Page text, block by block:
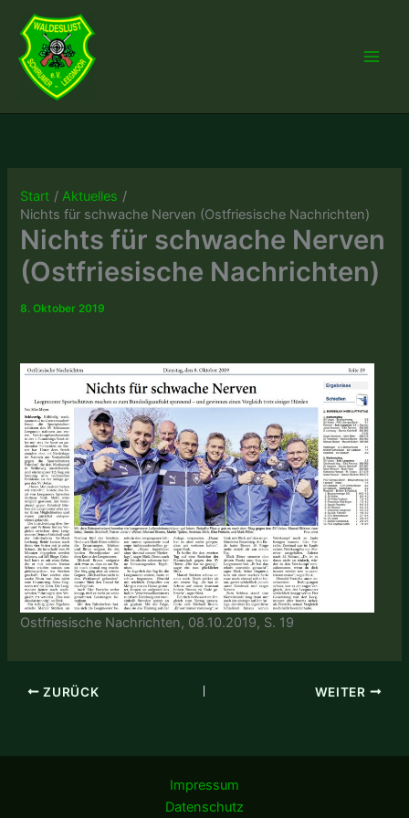
Inhalt
springen
Start
Aktuelles
Nichts für schwache Nerven (Ostfriesische Nachrichten)
Nichts für schwache Nerven
(Ostfriesische Nachrichten)
8. Oktober 2019
Ostfriesische Nachrichten, 08.10.2019, S. 19
ZURÜCK WEITER
Impressum
Datenschutz